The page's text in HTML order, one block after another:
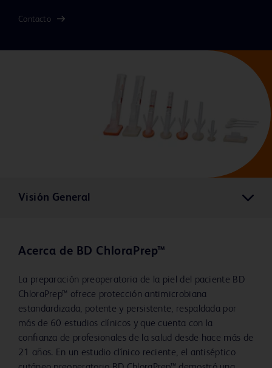
Contacto
Visión General
Acerca de BD ChloraPrep™
La preparación preoperatoria de la piel del paciente BD
ChloraPrep™ ofrece protección antimicrobiana
estandardizada, potente y persistente, respaldada por
más de 60 estudios clínicos y que cuenta con la
confianza de profesionales de la salud desde hace más de
21 años. En un estudio clínico reciente, el antiséptico